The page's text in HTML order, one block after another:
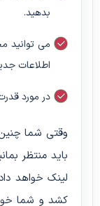
بدهید.
می توانید
اطلاعات
در مورد
وقتی شما
باید منتظر
لینک خواهد
کشد و شما